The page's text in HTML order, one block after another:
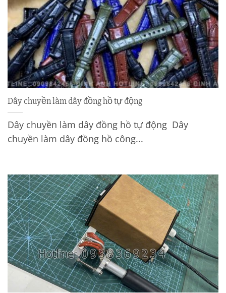
Dây chuyền làm dây đồng hồ tự động
Dây chuyền làm dây đồng hồ tự động Dây
chuyền làm dây đồng hồ công...